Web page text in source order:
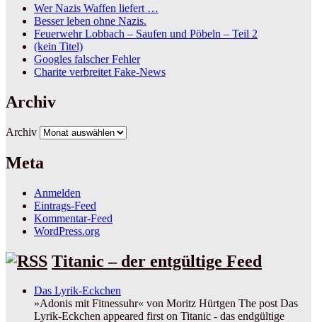
Wer Nazis Waffen liefert …
Besser leben ohne Nazis.
Feuerwehr Lobbach – Saufen und Pöbeln – Teil 2
(kein Titel)
Googles falscher Fehler
Charite verbreitet Fake-News
Archiv
Archiv
Meta
Anmelden
Eintrags-Feed
Kommentar-Feed
WordPress.org
Titanic – der entgültige Feed
Das Lyrik-Eckchen
»Adonis mit Fitnessuhr« von Moritz Hürtgen The post Das
Lyrik-Eckchen appeared first on Titanic - das endgültige